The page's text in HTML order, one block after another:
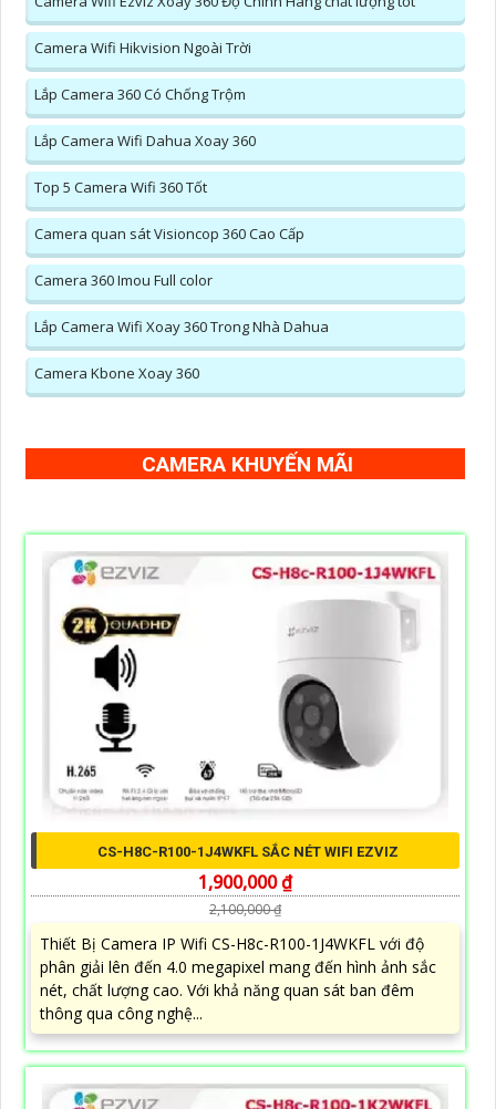
Camera Wifi Hikvision Ngoài Trời
Lắp Camera 360 Có Chống Trộm
Lắp Camera Wifi Dahua Xoay 360
Top 5 Camera Wifi 360 Tốt
Camera quan sát Visioncop 360 Cao Cấp
Camera 360 Imou Full color
Lắp Camera Wifi Xoay 360 Trong Nhà Dahua
Camera Kbone Xoay 360
CAMERA KHUYẾN MÃI
CS-H8C-R100-1J4WKFL SẮC NÉT WIFI EZVIZ
1,900,000 ₫
2,100,000 ₫
Thiết Bị Camera IP Wifi CS-H8c-R100-1J4WKFL với độ
phân giải lên đến 4.0 megapixel mang đến hình ảnh sắc
nét, chất lượng cao. Với khả năng quan sát ban đêm
thông qua công nghệ...